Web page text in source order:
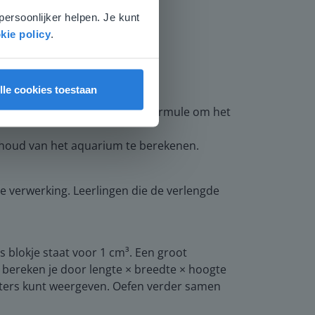
helpen. Je kunt
policy.
cookies toestaan
doos past. Gebruik de formule om het
van het aquarium te berekenen.
verwerking. Leerlingen die de verlengde
blokje staat voor 1 cm³. Een groot
je door lengte × breedte × hoogte
kunt weergeven. Oefen verder samen